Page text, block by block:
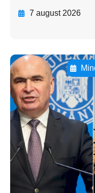
7 august 2026
Adaugă
textul
textul
textul